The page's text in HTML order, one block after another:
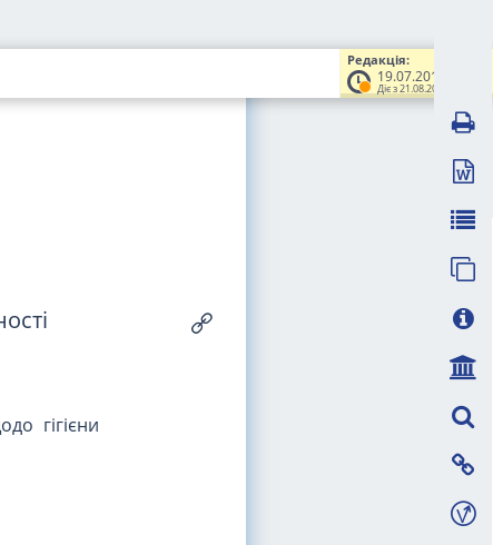
Редакція:
19.07.2012
Діє з 21.08.2015
гігієни